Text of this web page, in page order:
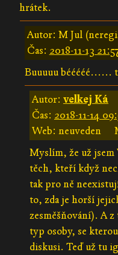
hrátek.
Autor: M Jul
Čas: 2018-11-13
Buuuuu
Autor: velkej Ká
Čas: 2018-11-14
Web: neuveden
Myslím, že už jsem
těch, kteří když
tak pro ně
to, zda je horší
zesměšňování). A
typ osoby, se
diskusi. Teď už tu